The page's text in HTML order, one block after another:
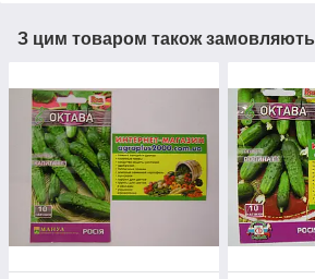
З цим товаром також замовляють